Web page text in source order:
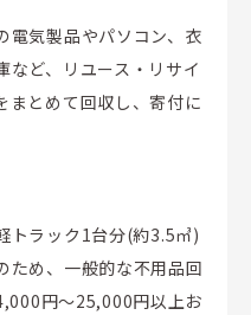
電気製品やパソコン、衣
など、リユース・リサイ
まとめて回収し、寄付に
トラック1台分(約3.5㎥)
ため、一般的な不用品回
円～25,000円以上お